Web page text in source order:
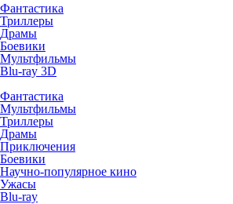
Фантастика
Триллеры
Драмы
Боевики
Мультфильмы
Blu-ray 3D
Фантастика
Мультфильмы
Триллеры
Драмы
Приключения
Боевики
Научно-популярное кино
Ужасы
Blu-ray